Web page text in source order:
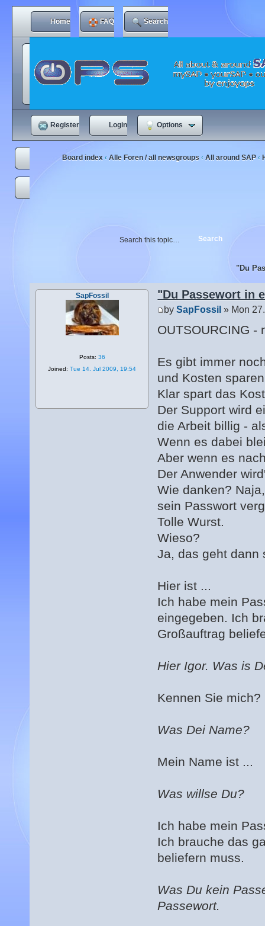
Home FAQ Search
Register Login Options
Board index ‹ Alle Foren / all newsgroups ‹ All around SAP ‹
"Du
"Du Passewort in
bySapFossil » Mon
OUTSOURCING -
Es gibt immer
und Kosten
Klar spart das
Der Support wird
die Arbeit billig -
Wenn es dabei
Aber wenn es
Der Anwender
Wie danken?
sein Passwort
Tolle Wurst.
Wieso?
Ja, das geht dann
Hier ist ...
Ich habe mein
eingegeben. Ich
Großauftrag
Hier Igor. Was is
Kennen Sie mich?
Was Dei Name?
Mein Name ist ...
Was willse Du?
Ich habe mein
Ich brauche das
beliefern muss.
Was Du kein
Passewort.
SapFossil
Posts: 36
Joined: Tue 14. Jul 2009, 19:54